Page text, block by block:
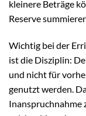
kleinere Beträge
Reserve
Wichtig bei der
ist die Disziplin:
und nicht für
genutzt werden.
Inanspruchnahme